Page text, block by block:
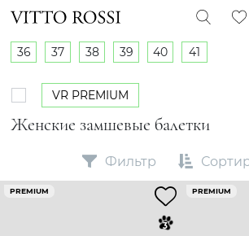
Женские замшевые балетки
36 37 38 39 40 41
VR PREMIUM
Фильтр
PREMIUM PREMIUM